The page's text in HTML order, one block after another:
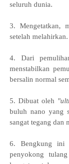
seluruh dunia.
3. Mengetatkan,
setelah melahirkan.
4. Dari
menstabilkan
bersalin normal
5. Dibuat oleh
buluh nano yang
sangat tegang dan
6. Bengkung ini
penyokong